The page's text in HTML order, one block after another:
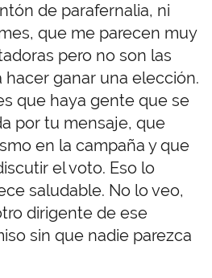
de parafernalia, ni
que me parecen muy
pero no son las
hacer ganar una elección.
que haya gente que se
por tu mensaje, que
en la campaña y que
el voto. Eso lo
saludable. No lo veo,
dirigente de ese
sin que nadie parezca